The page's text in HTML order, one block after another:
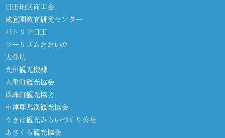
日田地区商工会
咸宜園教育研究センター
パトリア日田
ツーリズムおおいた
大分県
九州観光機構
九重町観光協会
玖珠町観光協会
中津耶馬渓観光協会
うきは観光みらいづくり公社
あさくら観光協会